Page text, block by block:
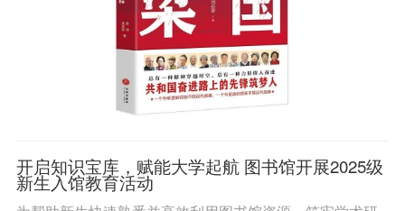
开启知识宝库，赋能大学起航 图书馆开展2025级
新生入馆教育活动